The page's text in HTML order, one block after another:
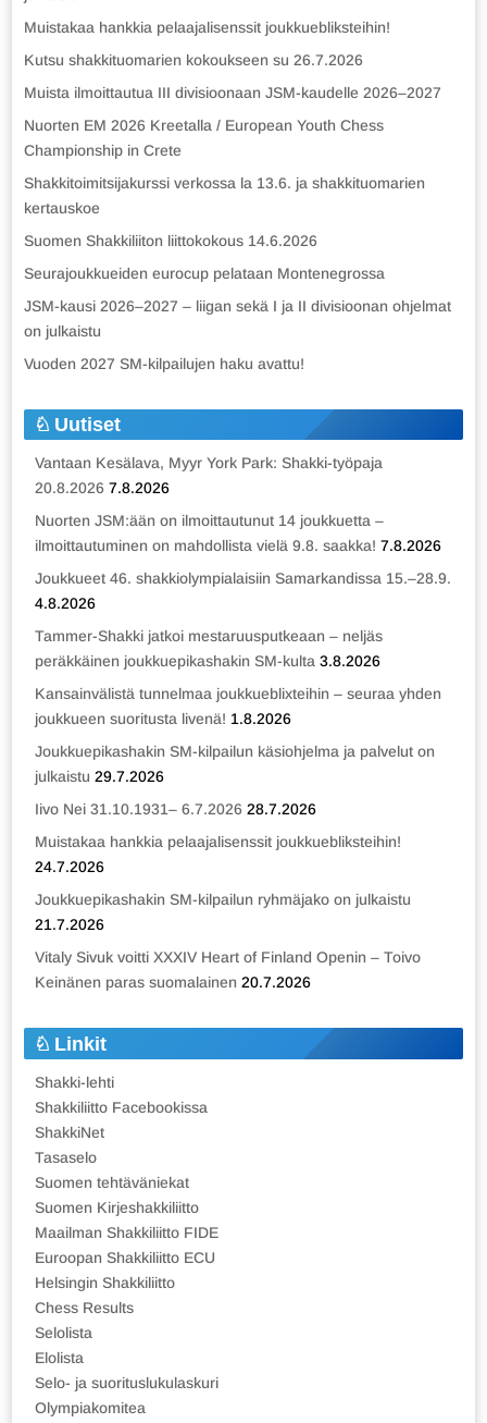
Muistakaa hankkia pelaajalisenssit joukkuebliksteihin!
Kutsu shakkituomarien kokoukseen su 26.7.2026
Muista ilmoittautua III divisioonaan JSM-kaudelle 2026–2027
Nuorten EM 2026 Kreetalla / European Youth Chess
Championship in Crete
Shakkitoimitsijakurssi verkossa la 13.6. ja shakkituomarien
kertauskoe
Suomen Shakkiliiton liittokokous 14.6.2026
Seurajoukkueiden eurocup pelataan Montenegrossa
JSM-kausi 2026–2027 – liigan sekä I ja II divisioonan ohjelmat
on julkaistu
Vuoden 2027 SM-kilpailujen haku avattu!
Uutiset
Vantaan Kesälava, Myyr York Park: Shakki-työpaja
20.8.2026 7.8.2026
Nuorten JSM:ään on ilmoittautunut 14 joukkuetta –
ilmoittautuminen on mahdollista vielä 9.8. saakka! 7.8.2026
Joukkueet 46. shakkiolympialaisiin Samarkandissa 15.–28.9.
4.8.2026
Tammer-Shakki jatkoi mestaruusputkeaan – neljäs
peräkkäinen joukkuepikashakin SM-kulta 3.8.2026
Kansainvälistä tunnelmaa joukkueblixteihin – seuraa yhden
joukkueen suoritusta livenä! 1.8.2026
Joukkuepikashakin SM-kilpailun käsiohjelma ja palvelut on
julkaistu 29.7.2026
Iivo Nei 31.10.1931– 6.7.2026 28.7.2026
Muistakaa hankkia pelaajalisenssit joukkuebliksteihin!
24.7.2026
Joukkuepikashakin SM-kilpailun ryhmäjako on julkaistu
21.7.2026
Vitaly Sivuk voitti XXXIV Heart of Finland Openin – Toivo
Keinänen paras suomalainen 20.7.2026
Linkit
Shakki-lehti
Shakkiliitto Facebookissa
ShakkiNet
Tasaselo
Suomen tehtäväniekat
Suomen Kirjeshakkiliitto
Maailman Shakkiliitto FIDE
Euroopan Shakkiliitto ECU
Helsingin Shakkiliitto
Chess Results
Selolista
Elolista
Selo- ja suorituslukulaskuri
Olympiakomitea